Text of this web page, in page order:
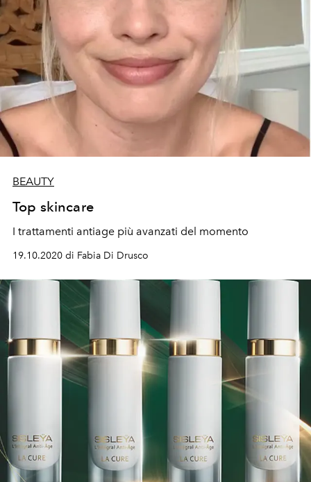
BEAUTY
Top skincare
I trattamenti antiage più avanzati del momento
19.10.2020 di Fabia Di Drusco